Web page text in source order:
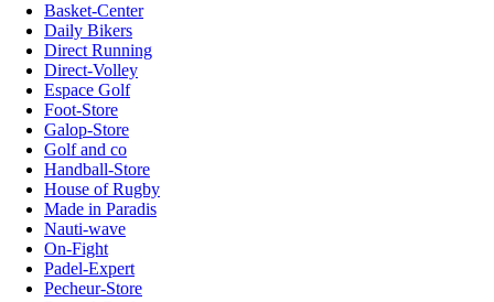
Basket-Center
Daily Bikers
Direct Running
Direct-Volley
Espace Golf
Foot-Store
Galop-Store
Golf and co
Handball-Store
House of Rugby
Made in Paradis
Nauti-wave
On-Fight
Padel-Expert
Pecheur-Store